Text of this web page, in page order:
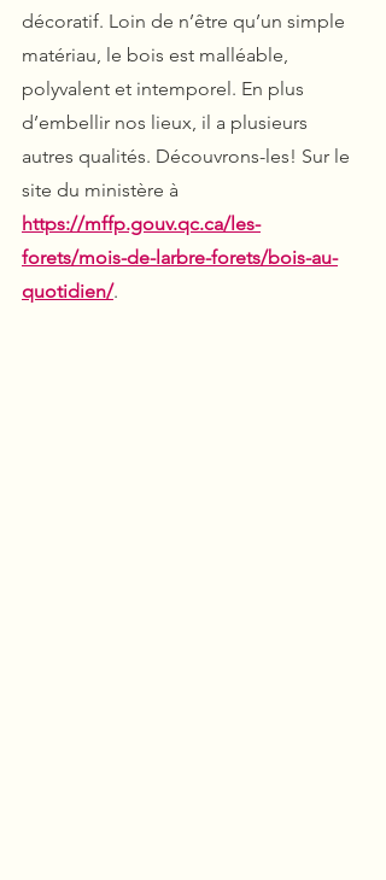
décoratif. Loin de n’être qu’un simple
matériau, le bois est malléable,
polyvalent et intemporel. En plus
d’embellir nos lieux, il a plusieurs
autres qualités. Découvrons-les! Sur le
site du ministère à
https://mffp.gouv.qc.ca/les-
forets/mois-de-larbre-forets/bois-au-
quotidien/.